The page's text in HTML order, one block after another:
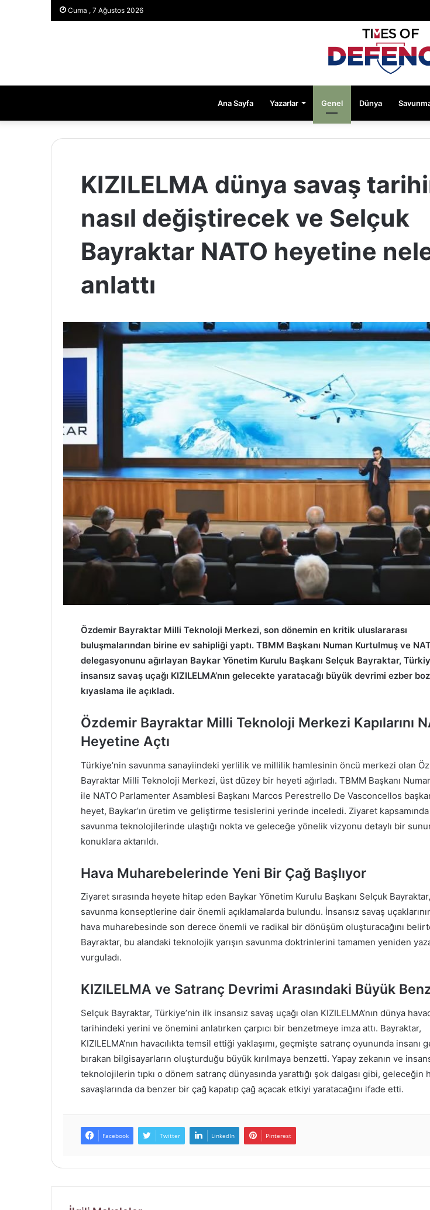
Cuma , 7 Ağustos 2026
Ana Sayfa Yazarlar Genel Dünya
KIZILELMA dünya savaş
nasıl değiştirecek ve Selçuk
Bayraktar NATO heyetine
anlattı
Özdemir Bayraktar Milli Teknoloji Merkezi, son dönemin en kritik uluslararası
buluşmalarından birine ev sahipliği yaptı. TBMM Başkanı Numan Kurtulmuş ve
delegasyonunu ağırlayan Baykar Yönetim Kurulu Başkanı Selçuk Bayraktar,
insansız savaş uçağı KIZILELMA’nın gelecekte yaratacağı büyük devrimi ezber
kıyaslama ile açıkladı.
Özdemir Bayraktar Milli Teknoloji Merkezi Kapılarını
Heyetine Açtı
Türkiye’nin savunma sanayiindeki yerlilik ve millilik hamlesinin öncü merkezi olan
Bayraktar Milli Teknoloji Merkezi, üst düzey bir heyeti ağırladı. TBMM Başkanı
ile NATO Parlamenter Asamblesi Başkanı Marcos Perestrello De Vasconcellos
heyet, Baykar’ın üretim ve geliştirme tesislerini yerinde inceledi. Ziyaret kapsamında
savunma teknolojilerinde ulaştığı nokta ve geleceğe yönelik vizyonu detaylı bir
konuklara aktarıldı.
Hava Muharebelerinde Yeni Bir Çağ Başlıyor
Ziyaret sırasında heyete hitap eden Baykar Yönetim Kurulu Başkanı Selçuk
savunma konseptlerine dair önemli açıklamalarda bulundu. İnsansız savaş
hava muharebesinde son derece önemli ve radikal bir dönüşüm oluşturacağını
Bayraktar, bu alandaki teknolojik yarışın savunma doktrinlerini tamamen yeniden
vurguladı.
KIZILELMA ve Satranç Devrimi Arasındaki Büyük
Selçuk Bayraktar, Türkiye’nin ilk insansız savaş uçağı olan KIZILELMA’nın dünya
tarihindeki yerini ve önemini anlatırken çarpıcı bir benzetmeye imza attı. Bayraktar,
KIZILELMA’nın havacılıkta temsil ettiği yaklaşımı, geçmişte satranç oyununda insanı
bırakan bilgisayarların oluşturduğu büyük kırılmaya benzetti. Yapay zekanın ve
teknolojilerin tıpkı o dönem satranç dünyasında yarattığı şok dalgası gibi, geleceğin
savaşlarında da benzer bir çağ kapatıp çağ açacak etkiyi yaratacağını ifade etti.
Facebook Twitter LinkedIn Pinterest